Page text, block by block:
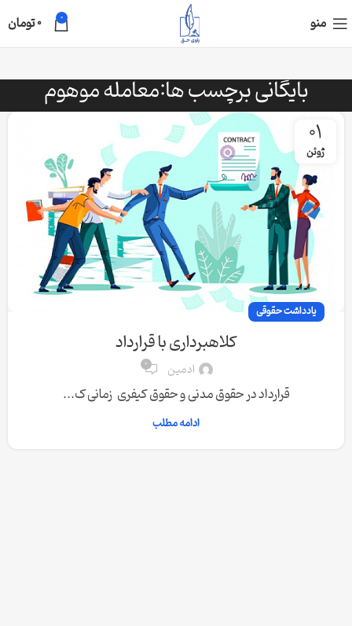
منو 0
0تومان
بایگانی برچسب ها:معامله موهوم
01
ژوئن
یادداشت حقوقی
کلاهبرداری با قرارداد
ادمین 0
قرارداد در حقوق مدنی و حقوق کیفری زمانی ک...
ادامه مطلب